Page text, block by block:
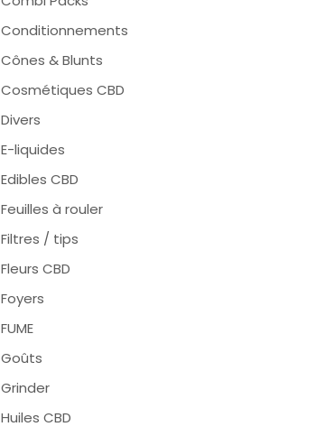
Conditionnements
Cônes & Blunts
Cosmétiques CBD
Divers
E-liquides
Edibles CBD
Feuilles à rouler
Filtres / tips
Fleurs CBD
Foyers
FUME
Goûts
Grinder
Huiles CBD